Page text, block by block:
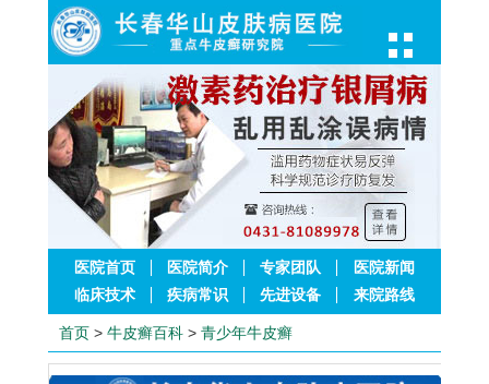
医院首页 医院简介 专家团队
医院新闻
临床技术
疾病常识 先进设备 来院路线
首页 > 牛皮癣百科 > 青少年牛皮癣